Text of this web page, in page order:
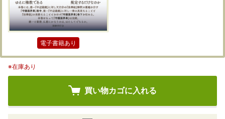
電子書籍あり
※在庫あり
買い物カゴに入れる